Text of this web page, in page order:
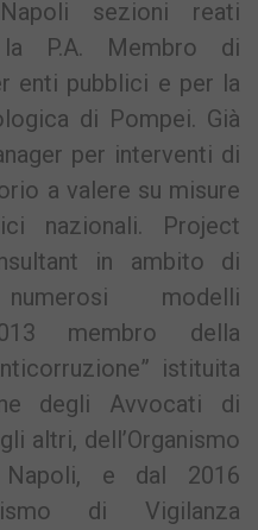
sezioni reati
P.A. Membro di
enti pubblici e per la
di Pompei. Già
per interventi di
a valere su misure
nazionali. Project
in ambito di
modelli
membro della
istituita
degli Avvocati di
altri, dell’Organismo
Napoli, e dal 2016
di Vigilanza